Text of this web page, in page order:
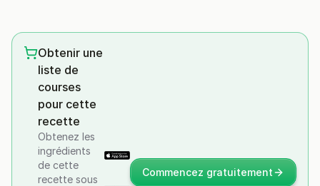
Obtenir une
liste de
courses
pour cette
recette
Obtenez les
ingrédients
de cette
recette sous
Commencez gratuitement